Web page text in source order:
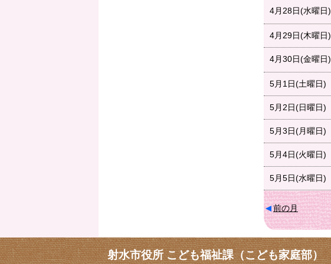
4月28日(水曜日)
4月29日(木曜日)
4月30日(金曜日)
5月1日(土曜日)
5月2日(日曜日)
5月3日(月曜日)
5月4日(火曜日)
5月5日(水曜日)
前の月
射水市役所 こども福祉課（こども家庭部）